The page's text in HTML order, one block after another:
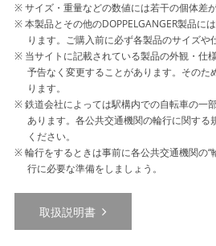
サイズ・重量などの数値には若干の個体差が
本製品とその他のDOPPELGANGER製品に
ります。ご購入前に必ず各製品のサイズや
当サイトに記載されている製品の外観・仕
予告なく変更することがあります。そのた
ります。
鉄道会社によっては駅構内での自転車の一
あります。各公共交通機関の輪行に関する
ください。
輪行をするときは事前に各公共交通機関の“
行に必要な準備をしましょう。
取扱説明書